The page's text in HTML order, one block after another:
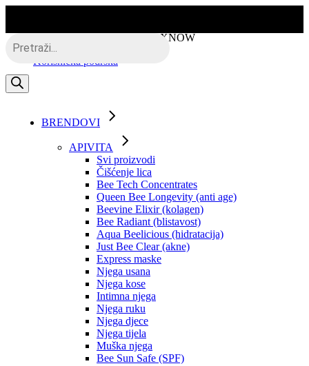
the
content
Besplatna dostava putem BOXNOW
Korisnička podrška
search
BRENDOVI
APIVITA
Svi proizvodi
Čišćenje lica
Bee Tech Concentrates
Queen Bee Longevity (anti age)
Beevine Elixir (kolagen)
Bee Radiant (blistavost)
Aqua Beelicious (hidratacija)
Just Bee Clear (akne)
Express maske
Njega usana
Njega kose
Intimna njega
Njega ruku
Njega djece
Njega tijela
Muška njega
Bee Sun Safe (SPF)